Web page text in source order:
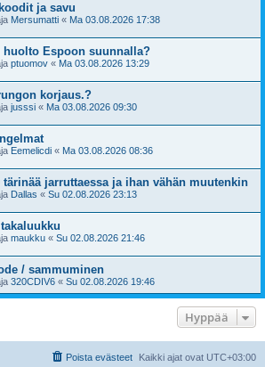
ja savu
Mersumatti « Ma 03.08.2026 17:38
huolto Espoon suunnalla?
ptuomov « Ma 03.08.2026 13:29
korjaus.?
jusssi « Ma 03.08.2026 09:30
Eemelicdi « Ma 03.08.2026 08:36
tärinää jarruttaessa ja ihan vähän muutenkin
Dallas « Su 02.08.2026 23:13
maukku « Su 02.08.2026 21:46
/ sammuminen
320CDIV6 « Su 02.08.2026 19:46
Hyppää
Kaikki ajat ovat UTC+03:00
Poista evästeet